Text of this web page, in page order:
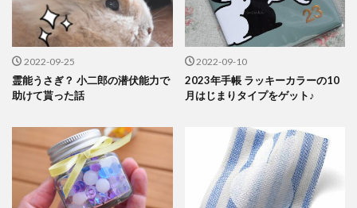
2022-09-25
霊能うさぎ？ 小二郎の潜伏能力で
助けて貰った話
2022-09-10
2023年手帳 ラッキーカラーの10
月はじまりタイプをゲット♪